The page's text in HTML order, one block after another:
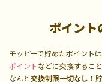
ポイント
モッピーで貯めたポイントは
ポイントなどに交換するこ
なんと交換制限一切なし！